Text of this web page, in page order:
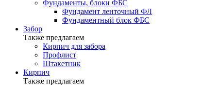
Фундаменты, блоки ФБС
Фундамент ленточный ФЛ
Фундаментный блок ФБС
Забор
Также предлагаем
Кирпич для забора
Профлист
Штакетник
Кирпич
Также предлагаем